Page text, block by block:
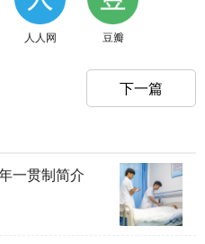
人人网 豆瓣
下一篇
一贯制简介